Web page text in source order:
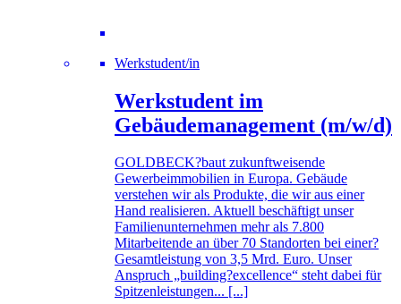
Werkstudent/in
Werkstudent im
Gebäudemanagement (m/w/d)
GOLDBECK?baut zukunftweisende
Gewerbeimmobilien in Europa. Gebäude
verstehen wir als Produkte, die wir aus einer
Hand realisieren. Aktuell beschäftigt unser
Familienunternehmen mehr als 7.800
Mitarbeitende an über 70 Standorten bei einer?
Gesamtleistung von 3,5 Mrd. Euro. Unser
Anspruch „building?excellence“ steht dabei für
Spitzenleistungen... [...]